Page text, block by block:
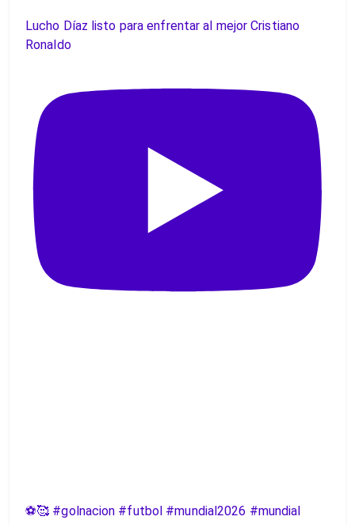
Lucho Díaz listo para enfrentar al mejor Cristiano
Ronaldo
⚽️🥰 #golnacion #futbol #mundial2026 #mundial